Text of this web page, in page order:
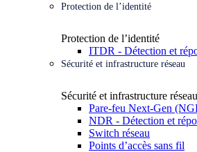
Protection de l’identité
Protection de l’identité
ITDR - Détection et
Sécurité et infrastructure réseau
Sécurité et infrastructure réseau
Pare-feu Next-Gen
NDR - Détection et
Switch réseau
Points d’accès sans fil